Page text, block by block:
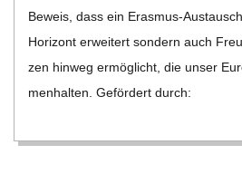
Beweis, dass ein Eras­­mus-
Hori­zont erwei­tert son­dern auch
zen hin­weg ermög­licht, die unser
men­hal­ten. Geför­dert durch: